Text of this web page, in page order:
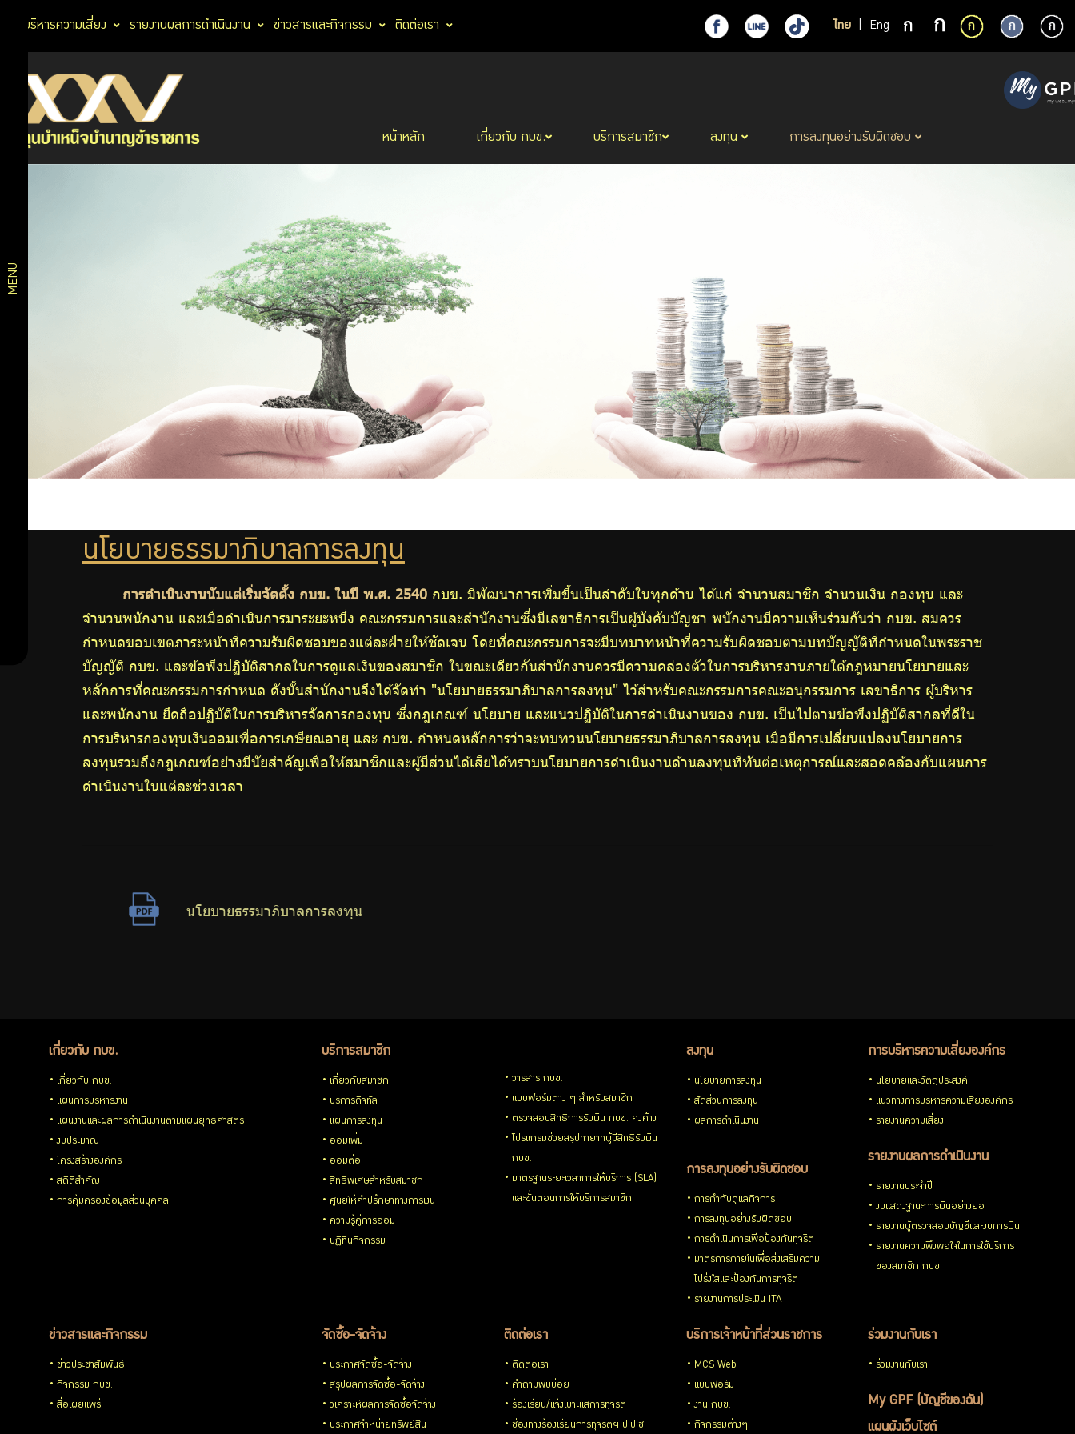
ไทย Eng
การบริหารความเสี่ยง รายงานผลการดำเนินงาน ข่าวสารและกิจกรรม ติดต่อเรา
หน้าหลัก เกี่ยวกับ กบข. บริการสมาชิก ลงทุน การลงทุนอย่างรับผิดชอบ
MENU
การ
กำกับ
ผิด
ดำเนิน
การ
ต่อ
ต้าน
เสริม
การ
กำกับ
ดูแล
มนุษย
ชน
และ
การ
ตรวจ
สอบ
ภายใน
นโยบายธรรมาภิบาลการลงทุน
การดำเนินงานนับแต่เริ่มจัดตั้ง กบข. ในปี พ.ศ. 2540กบข. มีพัฒนาการเพิ่มขึ้นเป็นลำดับในทุกด้าน ได้แก่ จำนวนสมาชิก จำนวนเงิน กองทุน และ
จำนวนพนักงาน และเมื่อดำเนินการมาระยะหนึ่ง คณะกรรมการและสำนักงานซึ่งมีเลขาธิการเป็นผู้บังคับบัญชา พนักงานมีความเห็นร่วมกันว่า กบข. สมควร
กำหนดขอบเขตภาระหน้าที่ความรับผิดชอบของแต่ละฝ่ายให้ชัดเจน โดยที่คณะกรรมการจะมีบทบาทหน้าที่ความรับผิดชอบตามบทบัญญัติที่กำหนดในพระราช
บัญญัติ กบข. และข้อพึงปฏิบัติสากลในการดูแลเงินของสมาชิก ในขณะเดียวกันสำนักงานควรมีความคล่องตัวในการบริหารงานภายใต้กฎหมายนโยบายและ
หลักการที่คณะกรรมการกำหนด ดังนั้นสำนักงานจึงได้จัดทำ "นโยบายธรรมาภิบาลการลงทุน" ไว้สำหรับคณะกรรมการคณะอนุกรรมการ เลขาธิการ ผู้บริหาร
และพนักงาน ยึดถือปฏิบัติในการบริหารจัดการกองทุน ซึ่งกฎเกณฑ์ นโยบาย และแนวปฏิบัติในการดำเนินงานของ กบข. เป็นไปตามข้อพึงปฏิบัติสากลที่ดีใน
การบริหารกองทุนเงินออมเพื่อการเกษียณอายุ และ กบข. กำหนดหลักการว่าจะทบทวนนโยบายธรรมาภิบาลการลงทุน เมื่อมีการเปลี่ยนแปลงนโยบายการ
ลงทุนรวมถึงกฎเกณฑ์อย่างมีนัยสำคัญเพื่อให้สมาชิกและผู้มีส่วนได้เสียได้ทราบนโยบายการดำเนินงานด้านลงทุนที่ทันต่อเหตุการณ์และสอดคล้องกับแผนการ
ดำเนินงานในแต่ละช่วงเวลา
นโยบายธรรมาภิบาลการลงทุน
เกี่ยวกับ กบข.
เกี่ยวกับ กบข.
แผนการบริหารงาน
แผนงานและผลการดำเนินงานตามแผนยุทธศาสตร์
งบประมาณ
โครงสร้างองค์กร
สถิติสำคัญ
การคุ้มครองข้อมูลส่วนบุคคล
บริการสมาชิก
เกี่ยวกับสมาชิก
บริการดิจิทัล
แผนการลงทุน
ออมเพิ่ม
ออมต่อ
สิทธิพิเศษสำหรับสมาชิก
ศูนย์ให้คำปรึกษาทางการเงิน
ความรู้คู่การออม
ปฏิทินกิจกรรม
วารสาร กบข.
แบบฟอร์มต่าง ๆ สำหรับสมาชิก
ตรวจสอบสิทธิการรับเงิน กบข. คงค้าง
โปรแกรมช่วยสรุปทายาทผู้มีสิทธิรับเงิน
กบข.
มาตรฐานระยะเวลาการให้บริการ (SLA)
และขั้นตอนการให้บริการสมาชิก
ลงทุน
นโยบายการลงทุน
สัดส่วนการลงทุน
ผลการดำเนินงาน
การลงทุนอย่างรับผิดชอบ
การกำกับดูแลกิจการ
การลงทุนอย่างรับผิดชอบ
การดำเนินการเพื่อป้องกันทุจริต
มาตรการภายในเพื่อส่งเสริมความ
โปร่งใสและป้องกันการทุจริต
รายงานการประเมิน ITA
การบริหารความเสี่ยงองค์กร
นโยบายและวัตถุประสงค์
แนวทางการบริหารความเสี่ยงองค์กร
รายงานความเสี่ยง
รายงานผลการดำเนินงาน
รายงานประจำปี
งบแสดงฐานะการเงินอย่างย่อ
รายงานผู้ตรวจสอบบัญชีและงบการเงิน
รายงานความพึงพอใจในการใช้บริการ
ของสมาชิก กบข.
ข่าวสารและกิจกรรม
ข่าวประชาสัมพันธ์
กิจกรรม กบข.
สื่อเผยแพร่
จัดซื้อ-จัดจ้าง
ประกาศจัดซื้อ-จัดจ้าง
สรุปผลการจัดซื้อ-จัดจ้าง
วิเคราะห์ผลการจัดซื้อจัดจ้าง
ประกาศจำหน่ายทรัพย์สิน
ติดต่อเรา
ติดต่อเรา
คำถามพบบ่อย
ร้องเรียน/แจ้งเบาะแสการทุจริต
ช่องทางร้องเรียนการทุจริตฯ ป.ป.ช.
บริการเจ้าหน้าที่ส่วนราชการ
MCS Web
แบบฟอร์ม
งาน กบข.
กิจกรรมต่างๆ
ร่วมงานกับเรา
ร่วมงานกับเรา
My GPF (บัญชีของฉัน)
แผนผังเว็บไซต์